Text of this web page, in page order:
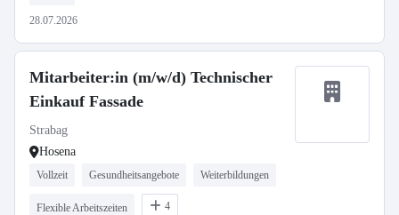
28.07.2026
Mitarbeiter:in (m/w/d) Technischer
Einkauf Fassade
Strabag
Hosena
Vollzeit Gesundheitsangebote Weiterbildungen
Flexible Arbeitszeiten 4